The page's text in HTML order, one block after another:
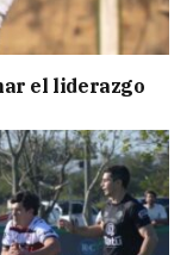
el liderazgo